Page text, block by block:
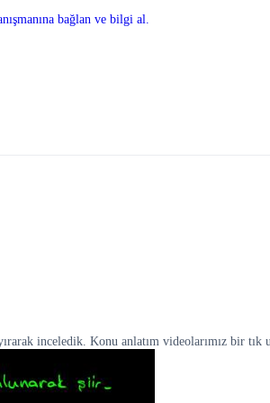
bağlan ve bilgi al.
inceledik. Konu anlatım videolarımız bir tık